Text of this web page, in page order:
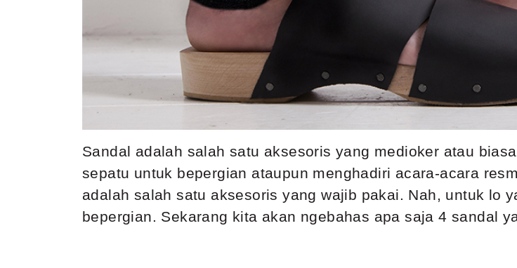
Sandal adalah salah satu aksesoris yang medioker atau
sepatu untuk bepergian ataupun menghadiri acara-acara
adalah salah satu aksesoris yang wajib pakai. Nah, untuk lo
bepergian. Sekarang kita akan ngebahas apa saja 4 sandal